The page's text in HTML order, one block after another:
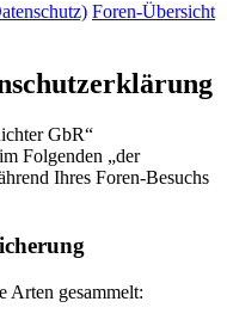
Foren-Übersicht
GbR“
Folgenden „der
Ihres Foren-Besuchs
Arten gesammelt: